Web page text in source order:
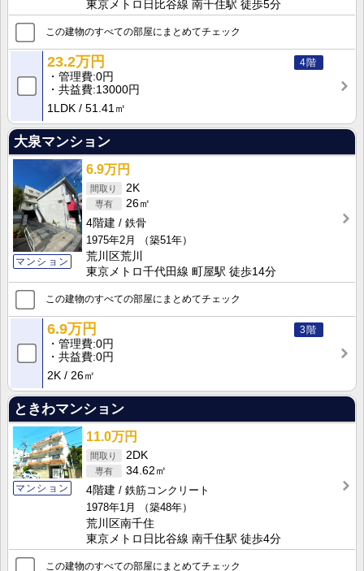
東京メトロ日比谷線 南千住駅 徒歩5分
この建物のすべての部屋にまとめてチェック
4階
23.2万円
管理費 0円
共益費 13000円
1LDK
51.41㎡
大泉マンション
マンション
6.9万円
2K
26㎡
4階建
鉄骨
1975年2月
（築51年）
荒川区荒川
東京メトロ千代田線 町屋駅 徒歩14分
この建物のすべての部屋にまとめてチェック
3階
6.9万円
管理費 0円
共益費 0円
2K
26㎡
ときわマンション
マンション
11.0万円
2DK
34.62㎡
4階建
鉄筋コンクリート
1978年1月
（築48年）
荒川区南千住
東京メトロ日比谷線 南千住駅 徒歩4分
この建物のすべての部屋にまとめてチェック